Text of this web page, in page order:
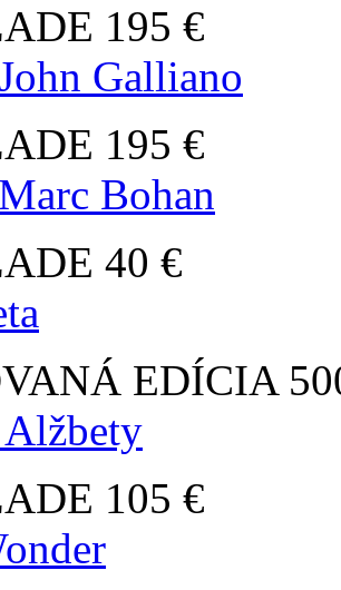
195 €
Galliano
195 €
Bohan
40 €
EDÍCIA
105 €